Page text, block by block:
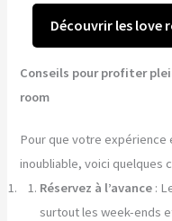
Découvrir les love
Conseils pour profiter
room
Pour que votre expérience
inoubliable, voici quelques
Réservez à l’avance :
surtout les week-ends